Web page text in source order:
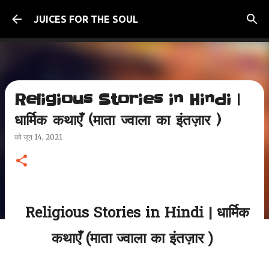
सीधे मुख्य सामग्री पर जाएं
JUICES FOR THE SOUL
Religious Stories in Hindi |
धार्मिक कथाएँ (माता ज्वाला का इंतज़ार )
को जून 14, 2021
Religious Stories in Hindi | धार्मिक
कथाएँ (माता ज्वाला का इंतज़ार )